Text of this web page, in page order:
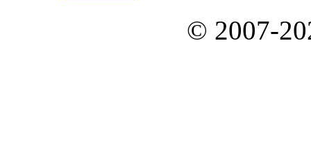
© 2007-